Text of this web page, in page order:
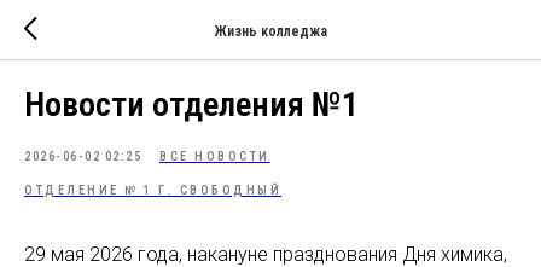
Жизнь колледжа
Новости отделения №1
2026-06-02 02:25 ВСЕ НОВОСТИ
ОТДЕЛЕНИЕ № 1 Г. СВОБОДНЫЙ
29 мая 2026 года, накануне празднования Дня химика,